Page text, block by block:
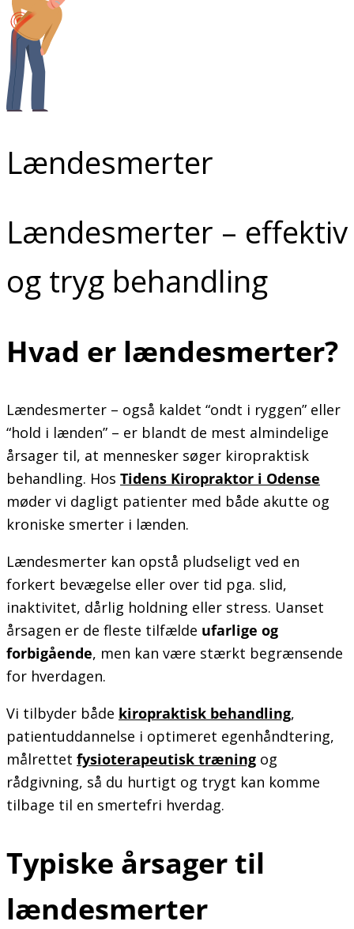
Babymotorik
Kolik baby
Kranieasymmetri
Lændesmerter
Lændesmerter – effektiv
og tryg behandling
Hvad er lændesmerter?
Lændesmerter – også kaldet “ondt i ryggen” eller
“hold i lænden” – er blandt de mest almindelige
årsager til, at mennesker søger kiropraktisk
behandling. Hos Tidens Kiropraktor i Odense
møder vi dagligt patienter med både akutte og
kroniske smerter i lænden.
Lændesmerter kan opstå pludseligt ved en
forkert bevægelse eller over tid pga. slid,
inaktivitet, dårlig holdning eller stress. Uanset
årsagen er de fleste tilfælde ufarlige og
forbigående, men kan være stærkt begrænsende
for hverdagen.
Vi tilbyder både kiropraktisk behandling,
patientuddannelse i optimeret egenhåndtering,
målrettet fysioterapeutisk træning og
rådgivning, så du hurtigt og trygt kan komme
tilbage til en smertefri hverdag.
Typiske årsager til
lændesmerter